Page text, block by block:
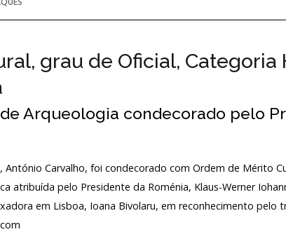
E RELATÓRIOS OFICIAIS
E VOLUNTARIADO
TEMPORÁRIAS
INTERNACIONAIS
grau de Oficial, Categoria
Arqueologia condecorado pelo
Carvalho, foi condecorado com Ordem de Mérito
atribuída pelo Presidente da Roménia, Klaus-Werner
em Lisboa, Ioana Bivolaru, em reconhecimento pelo